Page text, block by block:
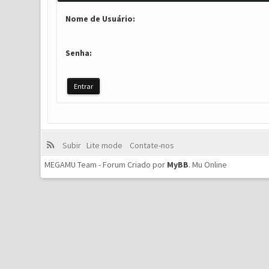
Nome de Usuário:
Senha:
Subir Lite mode
Contate-nos
MEGAMU Team - Forum Criado por MyBB.Mu Online